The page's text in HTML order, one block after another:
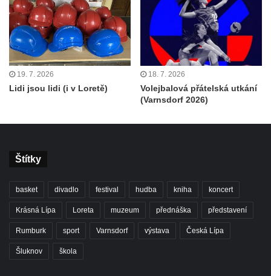
19. 7. 2026
Lidi jsou lidi (i v Loretě)
18. 7. 2026
Volejbalová přátelská utkání
(Varnsdorf 2026)
Štítky
basket divadlo festival hudba kniha koncert
Krásná Lípa Loreta muzeum přednáška představení
Rumburk sport Varnsdorf výstava Česká Lípa
Šluknov škola